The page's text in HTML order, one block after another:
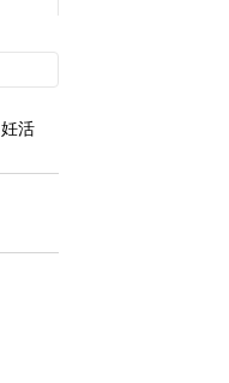
妊活